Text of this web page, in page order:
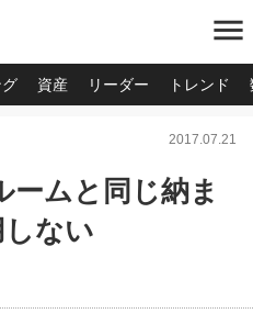
menu
資産 リーダー トレンド
2017.07.21
ームと同じ納ま
しない